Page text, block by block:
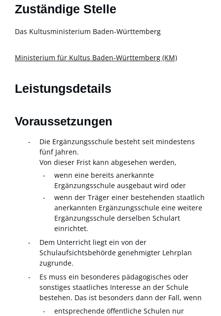
Zuständige Stelle
Das Kultusministerium Baden-Württemberg
Ministerium für Kultus Baden-Württemberg (KM)
Leistungsdetails
Voraussetzungen
Die Ergänzungsschule besteht seit mindestens
fünf Jahren.
Von dieser Frist kann abgesehen werden,
wenn eine bereits anerkannte
Ergänzungsschule ausgebaut wird oder
wenn der Träger einer bestehenden staatlich
anerkannten Ergänzungsschule eine weitere
Ergänzungsschule derselben Schulart
einrichtet.
Dem Unterricht liegt ein von der
Schulaufsichtsbehörde genehmigter Lehrplan
zugrunde.
Es muss ein besonderes pädagogisches oder
sonstiges staatliches Interesse an der Schule
bestehen. Das ist besonders dann der Fall, wenn
entsprechende öffentliche Schulen nur